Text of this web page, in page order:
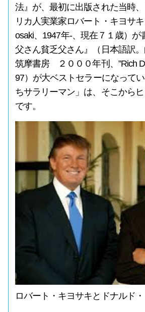
法』が、最初に出版された当時
リカ人実業家ロバート・キヨサキ
osaki、1947年-、現在７１歳）が
父さん貧乏父さん』（日本語訳。
筑摩書房 ２０００年刊、”Rich
97）が大ベストセラーになって
ちサラリーマン」は、そこから
です。
ロバート・キヨサキとドナルド